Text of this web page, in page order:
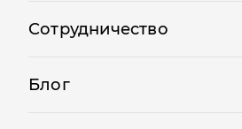
Сотрудничество
Блог